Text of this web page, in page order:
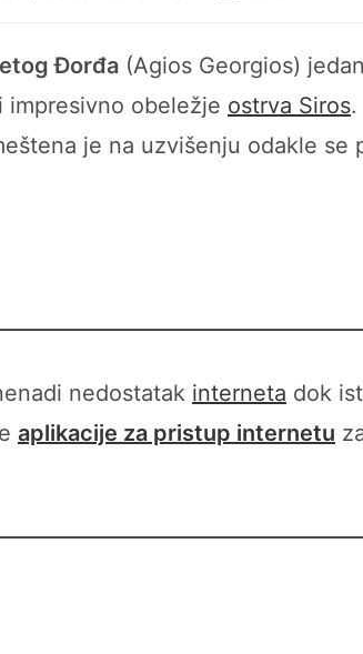
Đorđa (Agios Georgios)
i impresivno obeležje ostrva Siros.
je na uzvišenju odakle se
nedostatak interneta dok
aplikacije za pristup internetu